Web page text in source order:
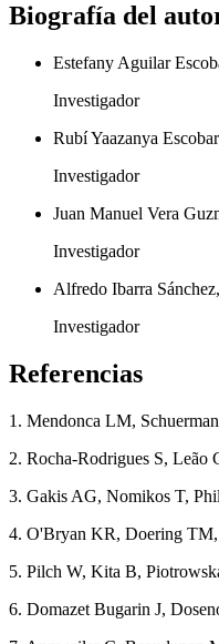
Biografía del
Estefany Aguilar
Investigador
Rubí Yaazanya
Investigador
Juan Manuel Vera
Investigador
Alfredo Ibarra
Investigador
Referencias
1. Mendonca LM,
2. Rocha-Rodrigues S, Leão
3. Gakis AG, Nomikos T,
4. O'Bryan KR, Doering TM,
5. Pilch W, Kita B,
6. Domazet Bugarin J,